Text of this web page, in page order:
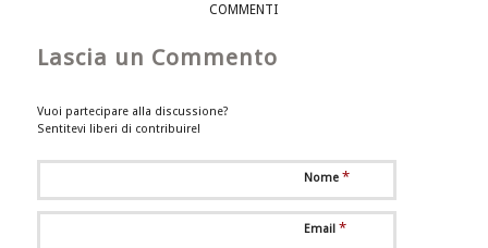
COMMENTI
Lascia un Commento
Vuoi partecipare alla discussione?
Sentitevi liberi di contribuire!
Nome *
Email *